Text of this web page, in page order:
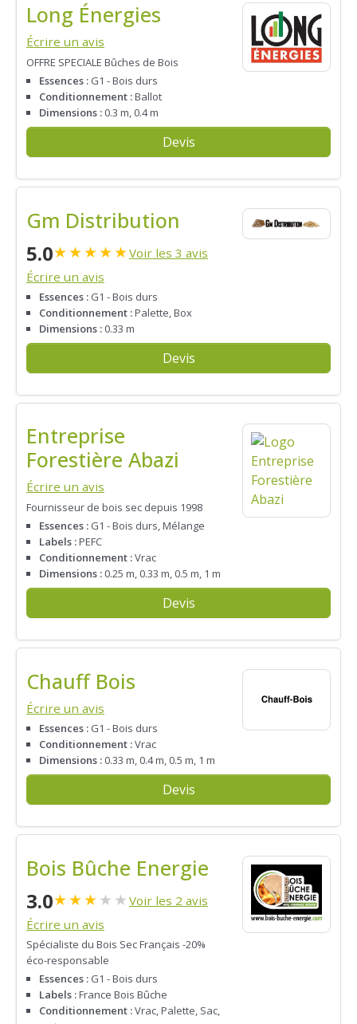
Long Énergies
Écrire un avis
OFFRE SPECIALE Bûches de Bois
Essences : G1 - Bois durs
Conditionnement :Ballot
Dimensions : 0.3 m, 0.4 m
Devis
Gm Distribution
5.0★★★★★Voir les 3 avis
Écrire un avis
Essences : G1 - Bois durs
Conditionnement :Palette, Box
Dimensions : 0.33 m
Devis
Entreprise
Forestière Abazi
Écrire un avis
Fournisseur de bois sec depuis 1998
Essences : G1 - Bois durs, Mélange
Labels :PEFC
Conditionnement :Vrac
Dimensions : 0.25 m, 0.33 m, 0.5 m, 1 m
Devis
Chauff Bois
Écrire un avis
Essences : G1 - Bois durs
Conditionnement :Vrac
Dimensions : 0.33 m, 0.4 m, 0.5 m, 1 m
Devis
Bois Bûche Energie
3.0★★★★ ★ Voir les 2 avis
Écrire un avis
Spécialiste du Bois Sec Français -20%
éco-responsable
Essences : G1 - Bois durs
Labels :France Bois Bûche
Conditionnement :Vrac, Palette, Sac,